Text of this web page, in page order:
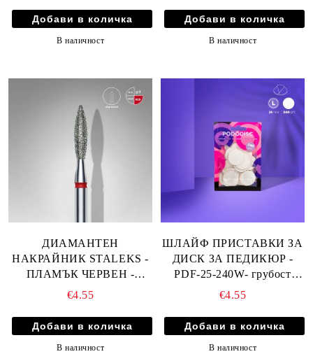
В наличност В наличност
ДИАМАНТЕН
НАКРАЙНИК STALEKS -
ПЛАМЪК ЧЕРВЕН -
ДИАМЕТЪР 2.3мм
€4.55
В наличност
ШЛАЙФ ПРИСТАВКИ ЗА
ДИСК ЗА ПЕДИКЮР -
PDF-25-240W- грубост
240/25мм 50бр
€4.55
В наличност